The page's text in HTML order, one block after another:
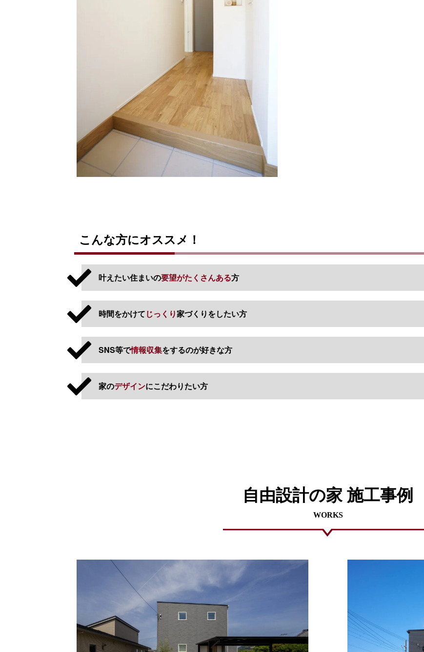
こんな方にオススメ！
叶えたい住まいの要望がたくさんある方
時間をかけてじっくり家づくりをしたい方
SNS等で情報収集をするのが好きな方
家のデザインにこだわりたい方
自由設計の家施工事例
WORKS